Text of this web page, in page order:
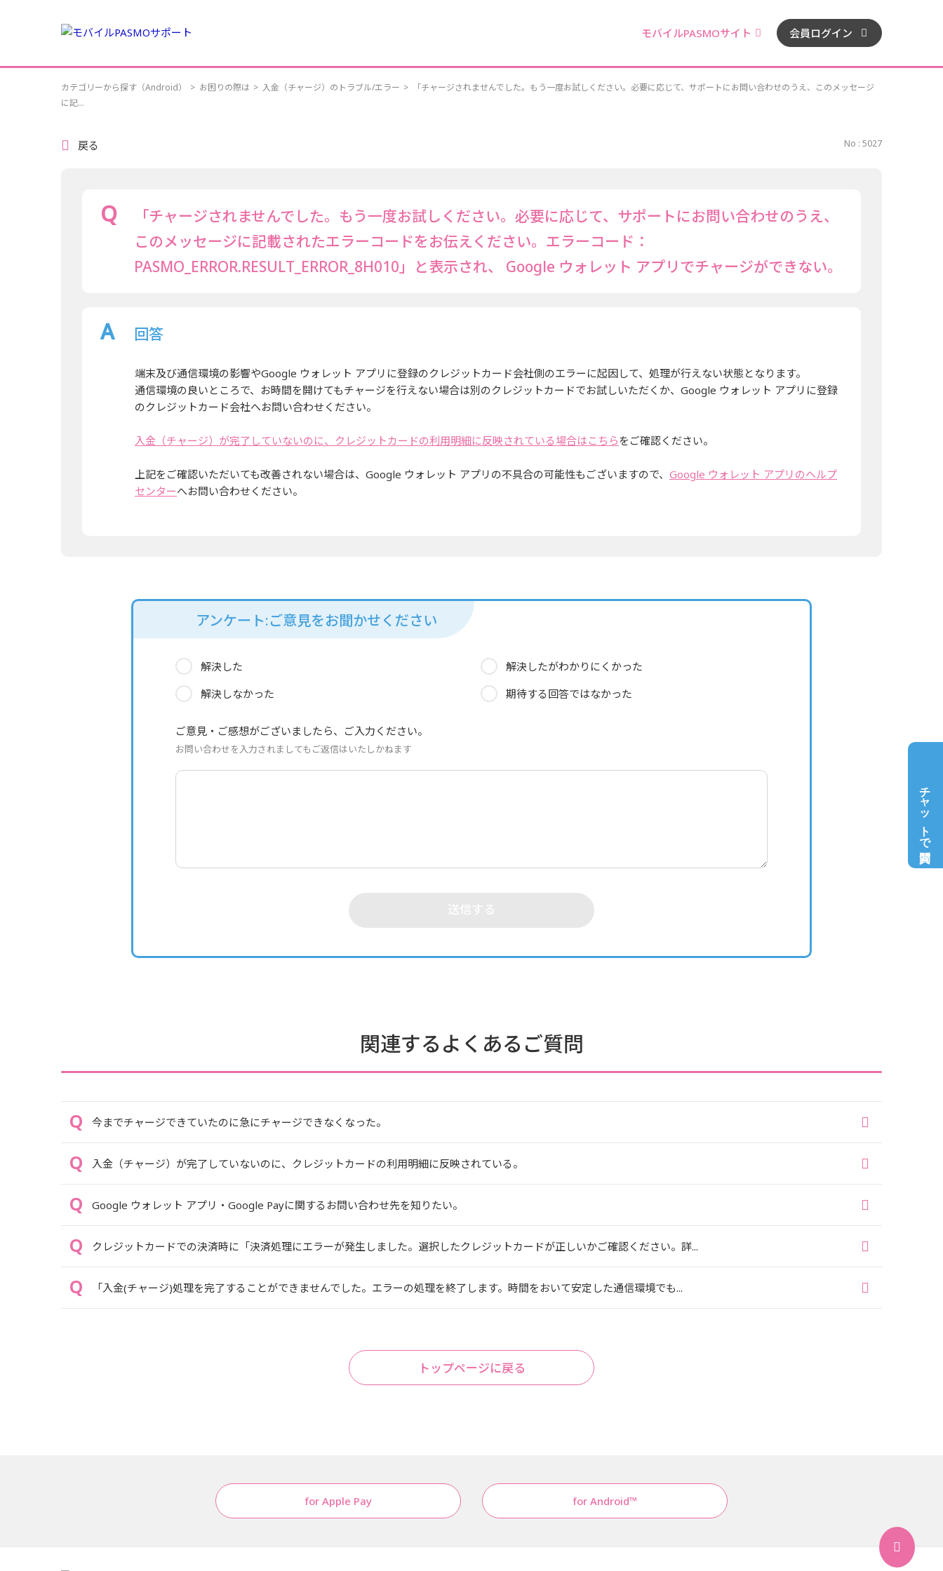
モバイルPASMOサイト 会員ログイン
チャットで質問
カテゴリーから探す（Android） > お困りの際は > 入金（チャージ）のトラブル/エラー >
「チャージされませんでした。もう一度お試しください。必要に応じて、サポートにお問い合わせのうえ、このメッセージ
に記...
戻る No : 5027
「チャージされませんでした。もう一度お試しください。必要に応じて、サポートにお問い合わせのうえ、
このメッセージに記載されたエラーコードをお伝えください。エラーコード：
PASMO_ERROR.RESULT_ERROR_8H010」と表示され、 Google ウォレット アプリでチャージができない。
回答
端末及び通信環境の影響やGoogle ウォレット アプリに登録のクレジットカード会社側のエラーに起因して、処理が行えない状態となります。
通信環境の良いところで、お時間を開けてもチャージを行えない場合は別のクレジットカードでお試しいただくか、Google ウォレット アプリに登録
のクレジットカード会社へお問い合わせください。
入金（チャージ）が完了していないのに、クレジットカードの利用明細に反映されている場合はこちらをご確認ください。
上記をご確認いただいても改善されない場合は、Google ウォレット アプリの不具合の可能性もございますので、 Google ウォレット アプリのヘルプ
センターへお問い合わせください。
アンケート:ご意見をお聞かせください
解決した
解決したがわかりにくかった
解決しなかった
期待する回答ではなかった
ご意見・ご感想がございましたら、ご入力ください。
お問い合わせを入力されましてもご返信はいたしかねます
関連するよくあるご質問
今までチャージできていたのに急にチャージできなくなった。
入金（チャージ）が完了していないのに、クレジットカードの利用明細に反映されている。
Google ウォレット アプリ・Google Payに関するお問い合わせ先を知りたい。
クレジットカードでの決済時に「決済処理にエラーが発生しました。選択したクレジットカードが正しいかご確認ください。詳...
「入金(チャージ)処理を完了することができませんでした。エラーの処理を終了します。時間をおいて安定した通信環境でも...
トップページに戻る
for Apple Pay for Android™